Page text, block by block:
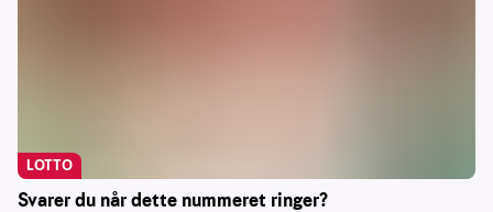
Svarer du når dette nummeret ringer?
LOTTO